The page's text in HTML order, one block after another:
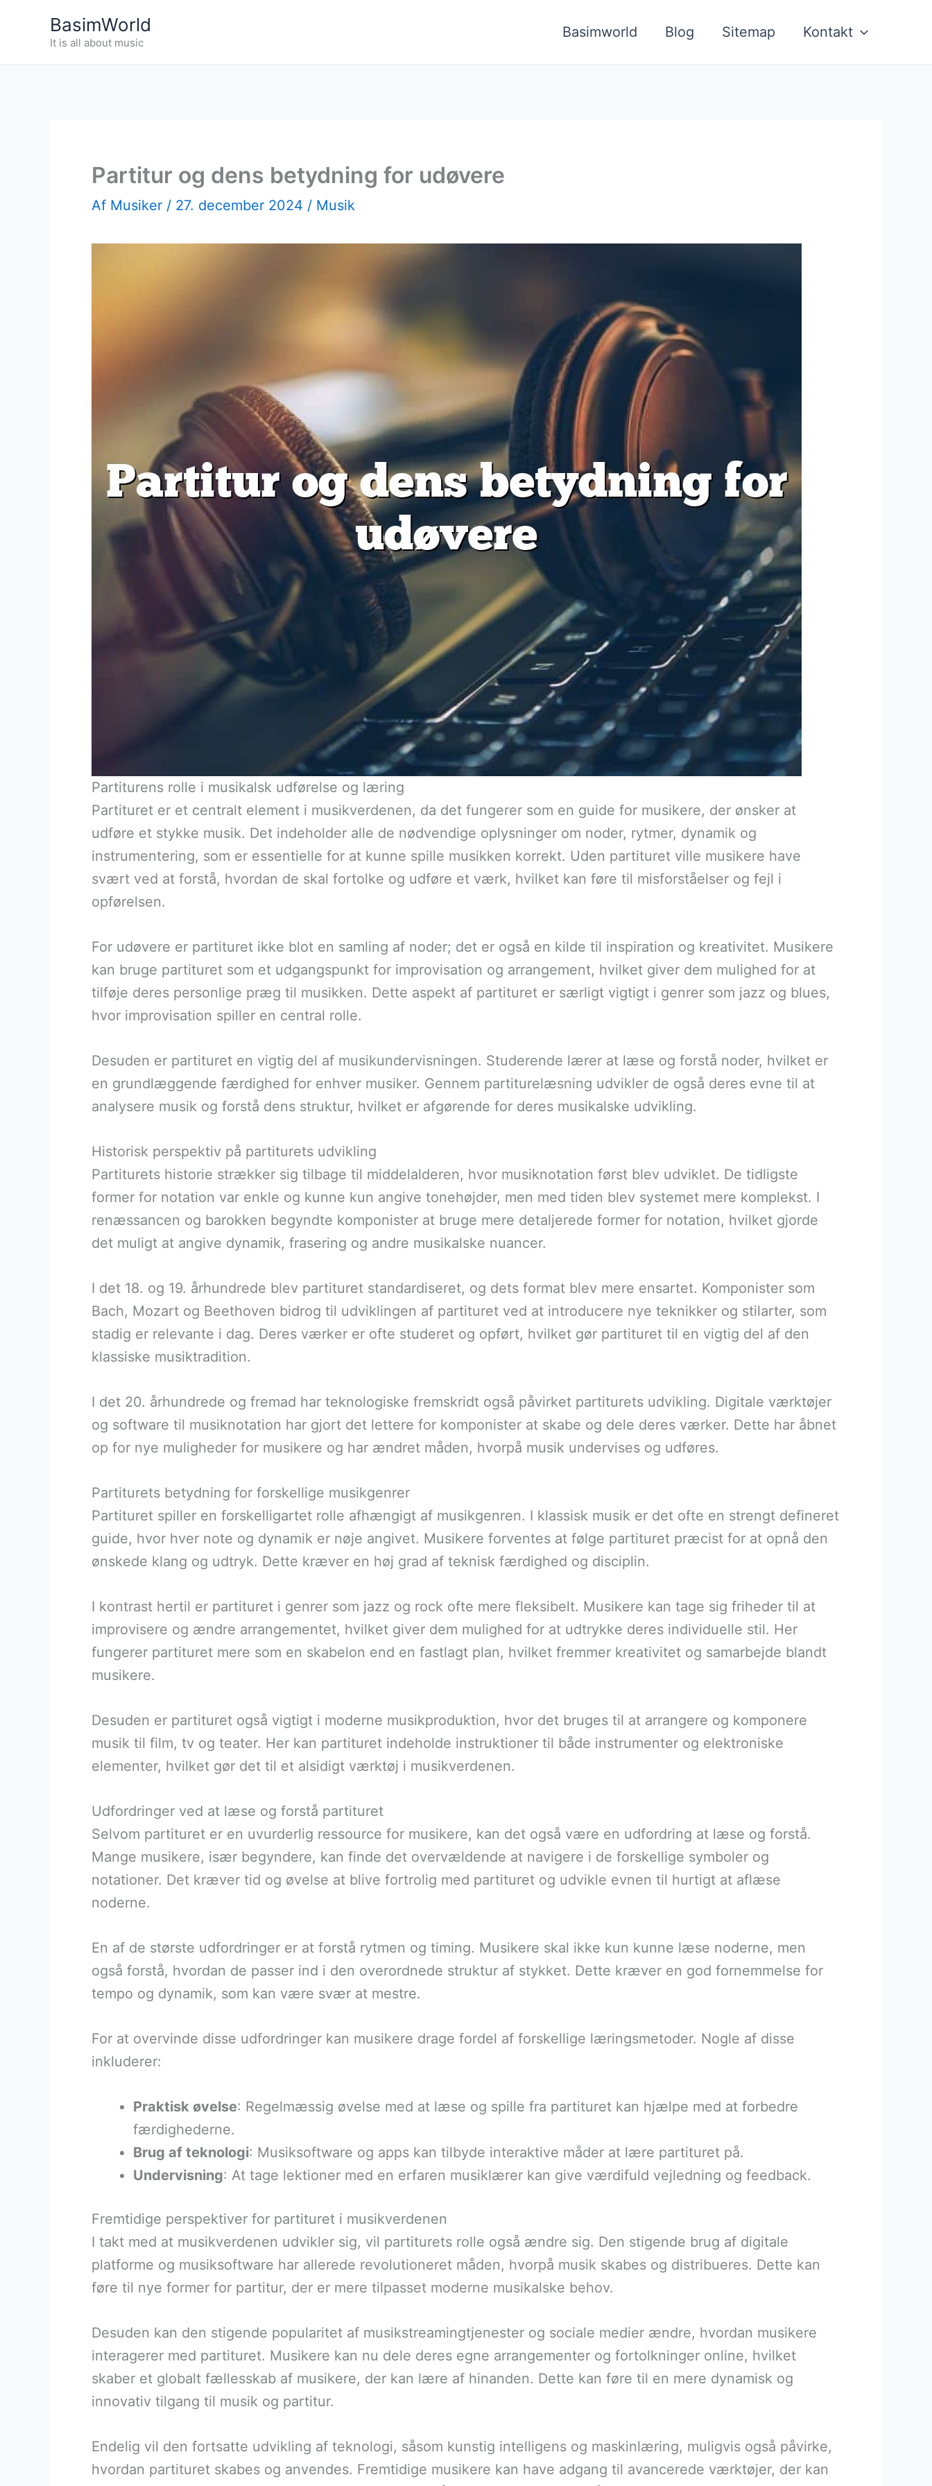
BasimWorld
It is all about music
Basimworld Blog Sitemap Kontakt
Partitur og dens betydning for udøvere
Af Musiker / 27. december 2024 / Musik
Partiturens rolle i musikalsk udførelse og læring
Partituret er et centralt element i musikverdenen, da det fungerer som en guide for musikere, der ønsker at
udføre et stykke musik. Det indeholder alle de nødvendige oplysninger om noder, rytmer, dynamik og
instrumentering, som er essentielle for at kunne spille musikken korrekt. Uden partituret ville musikere have
svært ved at forstå, hvordan de skal fortolke og udføre et værk, hvilket kan føre til misforståelser og fejl i
opførelsen.
For udøvere er partituret ikke blot en samling af noder; det er også en kilde til inspiration og kreativitet. Musikere
kan bruge partituret som et udgangspunkt for improvisation og arrangement, hvilket giver dem mulighed for at
tilføje deres personlige præg til musikken. Dette aspekt af partituret er særligt vigtigt i genrer som jazz og blues,
hvor improvisation spiller en central rolle.
Desuden er partituret en vigtig del af musikundervisningen. Studerende lærer at læse og forstå noder, hvilket er
en grundlæggende færdighed for enhver musiker. Gennem partiturelæsning udvikler de også deres evne til at
analysere musik og forstå dens struktur, hvilket er afgørende for deres musikalske udvikling.
Historisk perspektiv på partiturets udvikling
Partiturets historie strækker sig tilbage til middelalderen, hvor musiknotation først blev udviklet. De tidligste
former for notation var enkle og kunne kun angive tonehøjder, men med tiden blev systemet mere komplekst. I
renæssancen og barokken begyndte komponister at bruge mere detaljerede former for notation, hvilket gjorde
det muligt at angive dynamik, frasering og andre musikalske nuancer.
I det 18. og 19. århundrede blev partituret standardiseret, og dets format blev mere ensartet. Komponister som
Bach, Mozart og Beethoven bidrog til udviklingen af partituret ved at introducere nye teknikker og stilarter, som
stadig er relevante i dag. Deres værker er ofte studeret og opført, hvilket gør partituret til en vigtig del af den
klassiske musiktradition.
I det 20. århundrede og fremad har teknologiske fremskridt også påvirket partiturets udvikling. Digitale værktøjer
og software til musiknotation har gjort det lettere for komponister at skabe og dele deres værker. Dette har åbnet
op for nye muligheder for musikere og har ændret måden, hvorpå musik undervises og udføres.
Partiturets betydning for forskellige musikgenrer
Partituret spiller en forskelligartet rolle afhængigt af musikgenren. I klassisk musik er det ofte en strengt defineret
guide, hvor hver note og dynamik er nøje angivet. Musikere forventes at følge partituret præcist for at opnå den
ønskede klang og udtryk. Dette kræver en høj grad af teknisk færdighed og disciplin.
I kontrast hertil er partituret i genrer som jazz og rock ofte mere fleksibelt. Musikere kan tage sig friheder til at
improvisere og ændre arrangementet, hvilket giver dem mulighed for at udtrykke deres individuelle stil. Her
fungerer partituret mere som en skabelon end en fastlagt plan, hvilket fremmer kreativitet og samarbejde blandt
musikere.
Desuden er partituret også vigtigt i moderne musikproduktion, hvor det bruges til at arrangere og komponere
musik til film, tv og teater. Her kan partituret indeholde instruktioner til både instrumenter og elektroniske
elementer, hvilket gør det til et alsidigt værktøj i musikverdenen.
Udfordringer ved at læse og forstå partituret
Selvom partituret er en uvurderlig ressource for musikere, kan det også være en udfordring at læse og forstå.
Mange musikere, især begyndere, kan finde det overvældende at navigere i de forskellige symboler og
notationer. Det kræver tid og øvelse at blive fortrolig med partituret og udvikle evnen til hurtigt at aflæse
noderne.
En af de største udfordringer er at forstå rytmen og timing. Musikere skal ikke kun kunne læse noderne, men
også forstå, hvordan de passer ind i den overordnede struktur af stykket. Dette kræver en god fornemmelse for
tempo og dynamik, som kan være svær at mestre.
For at overvinde disse udfordringer kan musikere drage fordel af forskellige læringsmetoder. Nogle af disse
inkluderer:
Praktisk øvelse: Regelmæssig øvelse med at læse og spille fra partituret kan hjælpe med at forbedre
færdighederne.
Brug af teknologi: Musiksoftware og apps kan tilbyde interaktive måder at lære partituret på.
Undervisning: At tage lektioner med en erfaren musiklærer kan give værdifuld vejledning og feedback.
Fremtidige perspektiver for partituret i musikverdenen
I takt med at musikverdenen udvikler sig, vil partiturets rolle også ændre sig. Den stigende brug af digitale
platforme og musiksoftware har allerede revolutioneret måden, hvorpå musik skabes og distribueres. Dette kan
føre til nye former for partitur, der er mere tilpasset moderne musikalske behov.
Desuden kan den stigende popularitet af musikstreamingtjenester og sociale medier ændre, hvordan musikere
interagerer med partituret. Musikere kan nu dele deres egne arrangementer og fortolkninger online, hvilket
skaber et globalt fællesskab af musikere, der kan lære af hinanden. Dette kan føre til en mere dynamisk og
innovativ tilgang til musik og partitur.
Endelig vil den fortsatte udvikling af teknologi, såsom kunstig intelligens og maskinlæring, muligvis også påvirke,
hvordan partituret skabes og anvendes. Fremtidige musikere kan have adgang til avancerede værktøjer, der kan